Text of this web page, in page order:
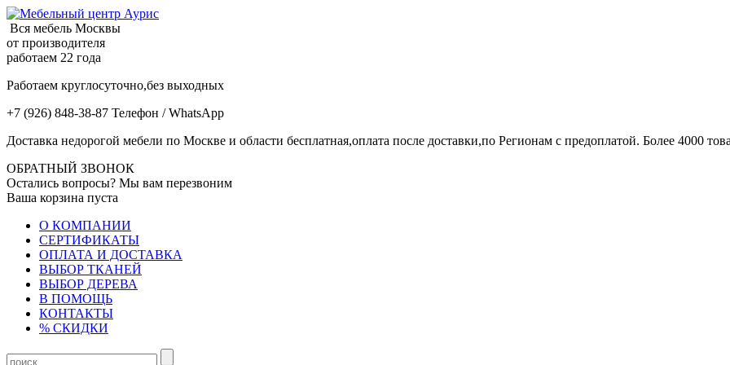
Вся мебель Москвы
от производителя
работаем 22 года
Работаем круглосуточно,без выходных
+7 (926) 848-38-87 Телефон / WhatsApp
Доставка недорогой мебели по Москве и области бесплатная,оплата после доставки,по Регионам с предоплатой. Более 4000
ОБРАТНЫЙ ЗВОНОК
Остались вопросы? Мы вам перезвоним
Ваша корзина пуста
О КОМПАНИИ
СЕРТИФИКАТЫ
ОПЛАТА И ДОСТАВКА
ВЫБОР ТКАНЕЙ
ВЫБОР ДЕРЕВА
В ПОМОЩЬ
КОНТАКТЫ
% СКИДКИ